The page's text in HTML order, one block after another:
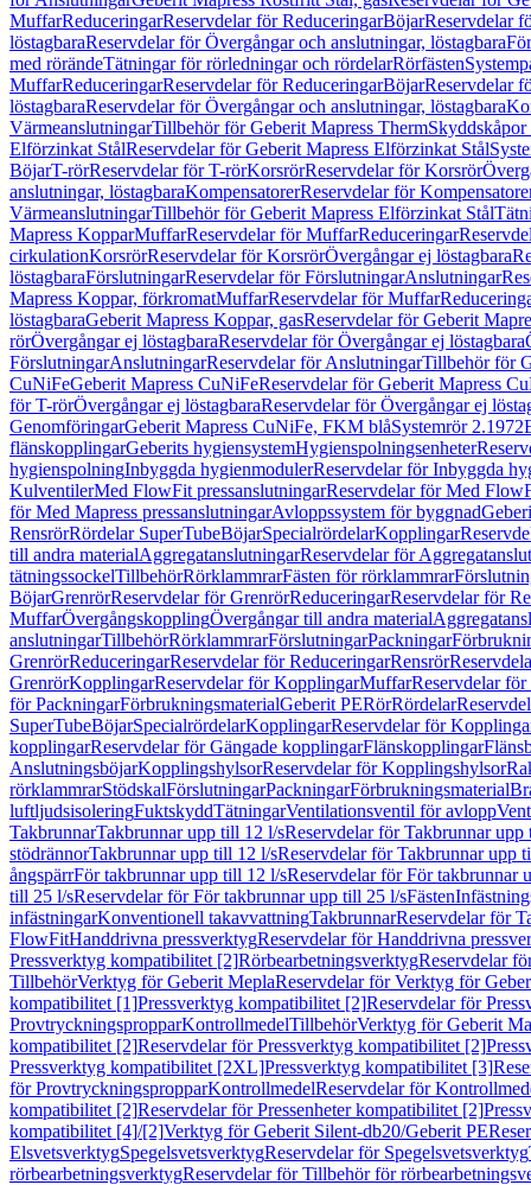
MuffarReduceringarReservdelar för ReduceringarBöjarReservdelar
löstagbaraReservdelar för Övergångar och anslutningar, löstagbara
med rörändeTätningar för rörledningar och rördelarRörfästen
MuffarReduceringarReservdelar för ReduceringarBöjarReservdelar
löstagbaraReservdelar för Övergångar och anslutningar, löstagbara
VärmeanslutningarTillbehör för Geberit Mapress ThermSkyddskåpor
Elförzinkat StålReservdelar för Geberit Mapress Elförzinkat Stål
BöjarT-rörReservdelar för T-rörKorsrörReservdelar för Korsrör
anslutningar, löstagbaraKompensatorerReservdelar för
VärmeanslutningarTillbehör för Geberit Mapress Elförzinkat Stål
Mapress KopparMuffarReservdelar för MuffarReduceringar
cirkulationKorsrörReservdelar för KorsrörÖvergångar ej löstagbara
löstagbaraFörslutningarReservdelar för FörslutningarAnslutningar
Mapress Koppar, förkromatMuffarReservdelar för Muffar
löstagbaraGeberit Mapress Koppar, gasReservdelar för Geberit
rörÖvergångar ej löstagbaraReservdelar för Övergångar ej löstagbara
FörslutningarAnslutningarReservdelar för AnslutningarTillbehör för
CuNiFeGeberit Mapress CuNiFeReservdelar för Geberit Mapress
för T-rörÖvergångar ej löstagbaraReservdelar för Övergångar ej
GenomföringarGeberit Mapress CuNiFe, FKM blåSystemrör 2.1972
flänskopplingarGeberits hygiensystemHygienspolningsenheter
hygienspolningInbyggda hygienmodulerReservdelar för Inbyggda
KulventilerMed FlowFit pressanslutningarReservdelar för Med
för Med Mapress pressanslutningarAvloppssystem för byggnad
RensrörRördelar SuperTubeBöjarSpecialrördelarKopplingar
till andra materialAggregatanslutningarReservdelar för
tätningssockelTillbehörRörklammrarFästen för rörklammrar
BöjarGrenrörReservdelar för GrenrörReduceringarReservdelar för
MuffarÖvergångskopplingÖvergångar till andra material
anslutningarTillbehörRörklammrarFörslutningarPackningar
GrenrörReduceringarReservdelar för ReduceringarRensrör
GrenrörKopplingarReservdelar för KopplingarMuffarReservdelar
för PackningarFörbrukningsmaterialGeberit PERörRördelar
SuperTubeBöjarSpecialrördelarKopplingarReservdelar för
kopplingarReservdelar för Gängade kopplingarFlänskopplingar
AnslutningsböjarKopplingshylsorReservdelar för Kopplingshylsor
rörklammrarStödskalFörslutningarPackningarFörbrukningsmaterial
luftljudsisoleringFuktskyddTätningarVentilationsventil för avlopp
TakbrunnarTakbrunnar upp till 12 l/sReservdelar för Takbrunnar upp
stödrännorTakbrunnar upp till 12 l/sReservdelar för Takbrunnar upp
ångspärrFör takbrunnar upp till 12 l/sReservdelar för För takbrunnar
till 25 l/sReservdelar för För takbrunnar upp till 25 l/sFästen
infästningarKonventionell takavvattningTakbrunnarReservdelar för
FlowFitHanddrivna pressverktygReservdelar för Handdrivna
Pressverktyg kompatibilitet [2]RörbearbetningsverktygReservdelar
TillbehörVerktyg för Geberit MeplaReservdelar för Verktyg för
kompatibilitet [1]Pressverktyg kompatibilitet [2]Reservdelar för
ProvtryckningspropparKontrollmedelTillbehörVerktyg för Geberit
kompatibilitet [2]Reservdelar för Pressverktyg kompatibilitet [2]
Pressverktyg kompatibilitet [2XL]Pressverktyg kompatibilitet [3]
för ProvtryckningspropparKontrollmedelReservdelar för
kompatibilitet [2]Reservdelar för Pressenheter kompatibilitet [2]
kompatibilitet [4]/[2]Verktyg för Geberit Silent-db20/Geberit PE
ElsvetsverktygSpegelsvetsverktygReservdelar för Spegelsvetsverktyg
rörbearbetningsverktygReservdelar för Tillbehör för